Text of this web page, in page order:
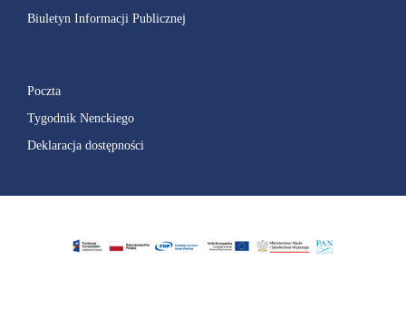
Biuletyn Informacji Publicznej
Poczta
Tygodnik Nenckiego
Deklaracja dostępności